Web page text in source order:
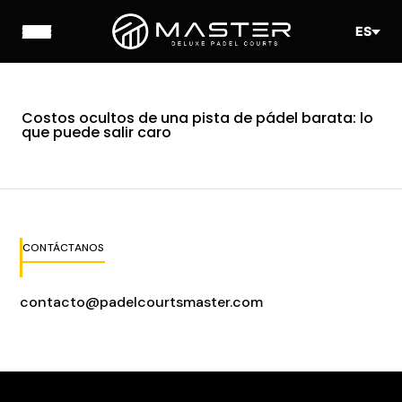
Costos ocultos de una pista de pádel barata: lo
que puede salir caro
CONTÁCTANOS
contacto@padelcourtsmaster.com
ES